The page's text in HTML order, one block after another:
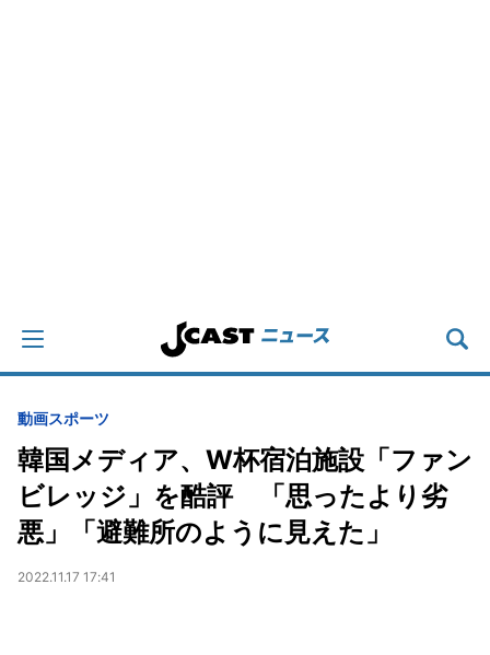
動画スポーツ
韓国メディア、W杯宿泊施設「ファン
ビレッジ」を酷評 「思ったより劣
悪」「避難所のように見えた」
2022.11.17 17:41